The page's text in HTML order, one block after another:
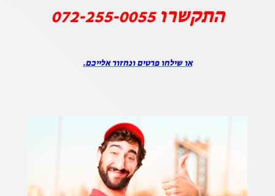
התקשרו072-255-0055
או שילחו פרטים ונחזור אלייכם.